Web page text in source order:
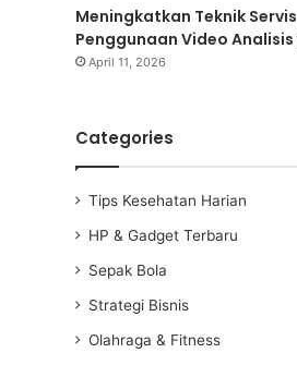
Meningkatkan Teknik
Penggunaan Video
April 11, 2026
Categories
Tips Kesehatan Harian
HP & Gadget Terbaru
Sepak Bola
Strategi Bisnis
Olahraga & Fitness